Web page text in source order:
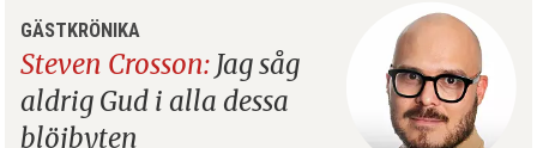
GÄSTKRÖNIKA
Steven Crosson: Jag såg
aldrig Gud i alla dessa
blöjbyten